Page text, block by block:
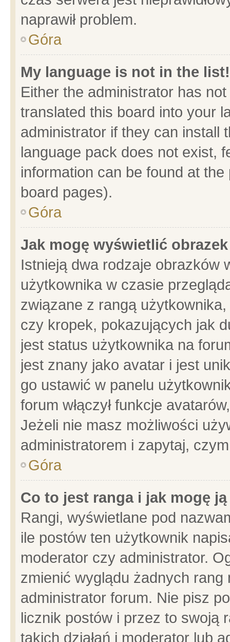
naprawił problem.
Góra
My language is not in the list!
Either the administrator has
translated this board into your
administrator if they can install
language pack does not exist,
information can be found at
board pages).
Góra
Jak mogę wyświetlić
Istnieją dwa rodzaje obrazków
użytkownika w czasie
związane z rangą
czy kropek, pokazujących jak
jest status użytkownika na
jest znany jako avatar i jest
go ustawić w panelu
forum włączył funkcje
Jeżeli nie masz możliwości
administratorem i zapytaj,
Góra
Co to jest ranga i jak mogę
Rangi, wyświetlane pod
ile postów ten użytkownik
moderator czy administrator.
zmienić wyglądu żadnych
administrator forum. Nie pisz
licznik postów i przez to swoją
takich działań i moderator lub